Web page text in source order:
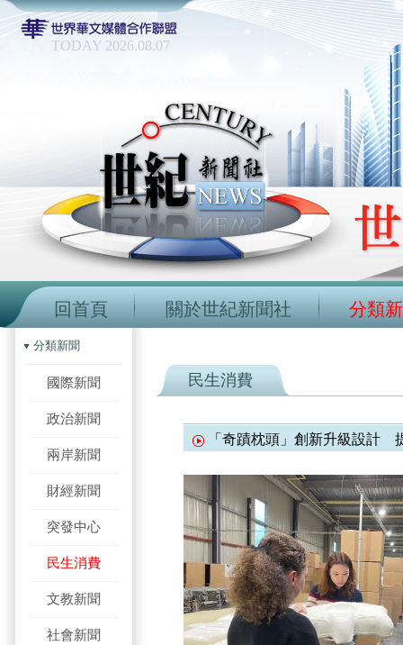
TODAY 2026.08.07
回首頁 關於世紀新聞社 分類
分類新聞
國際新聞
政治新聞
兩岸新聞
財經新聞
突發中心
民生消費
文教新聞
社會新聞
民生消費
「奇蹟枕頭」創新升級設計